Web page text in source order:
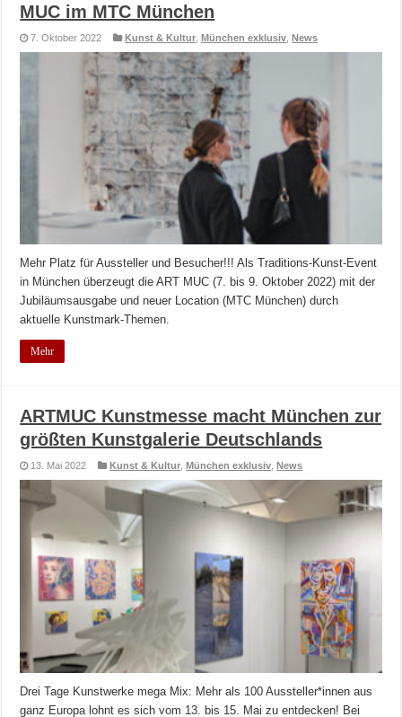
MUC im MTC München
7. Oktober 2022 Kunst & Kultur ,München exklusiv ,News
Mehr Platz für Aussteller und Besucher!!! Als Traditions-Kunst-Event
in München überzeugt die ART MUC (7. bis 9. Oktober 2022) mit der
Jubiläumsausgabe und neuer Location (MTC München) durch
aktuelle Kunstmark-Themen.
Mehr
ARTMUC Kunstmesse macht München zur
größten Kunstgalerie Deutschlands
13. Mai 2022 Kunst & Kultur München exklusiv News
Drei Tage Kunstwerke mega Mix: Mehr als 100 Aussteller*innen aus
ganz Europa lohnt es sich vom 13. bis 15. Mai zu entdecken! Bei